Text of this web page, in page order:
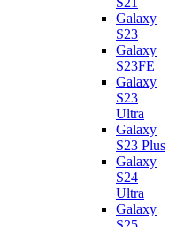
Galaxy
S23
Galaxy
S23FE
Galaxy
S23
Ultra
Galaxy
S23 Plus
Galaxy
S24
Ultra
Galaxy